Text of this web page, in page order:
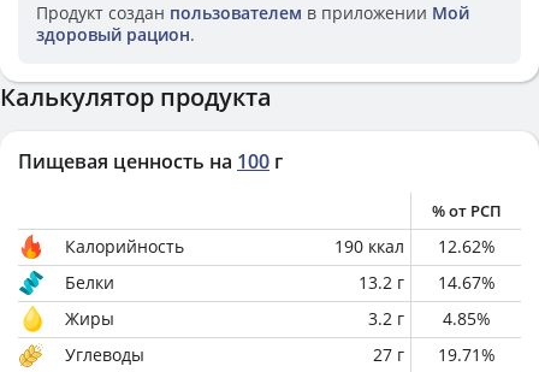
Продукт создан пользователем в приложении Мой
здоровый рацион.
Калькулятор продукта
Пищевая ценность на 100 г
% от РСП
Калорийность 190 ккал 12.62%
Белки
13.2 г 14.67%
Жиры
3.2 г 4.85%
Углеводы
27 г 19.71%